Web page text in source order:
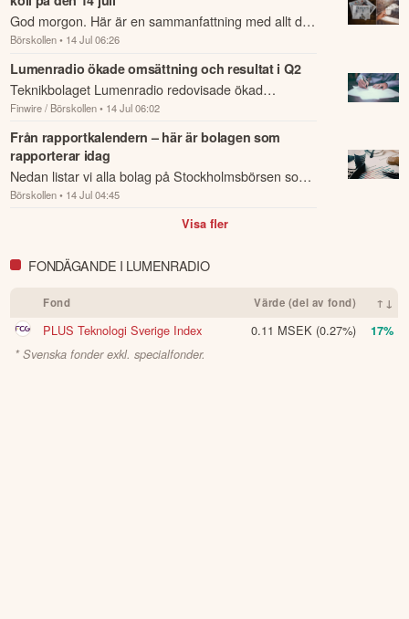
garanti för framtida avkastning. Skulle du upptäcka fel eller
andra förbättringsförslag i materialet är du välkommen att
Öppna rapport (PDF)
God morgon. Här är en sammanfattning med allt du
behöver veta om nattens händelser och kommande
dagens viktigaste händelser på börsen.
Börskollen • 14 Jul 06:26
Lumenradio ökade omsättning och resultat i Q2
Teknikbolaget Lumenradio redovisade ökad
omsättning, förbättrad lönsamhet och ett positivt
rörelseresultat i det andra kvartalet.
Finwire / Börskollen • 14 Jul 06:02
Från rapportkalendern – här är bolagen som
rapporterar idag
Nedan listar vi alla bolag på Stockholmsbörsen som
rapporterar idag den 14 juli.
Börskollen • 14 Jul 04:45
Visa fler
FONDÄGANDE I LUMENRADIO
Fond Värde (del av fond) ↑↓
PLUS Teknologi Sverige Index 0.11 MSEK (0.27%)
17%
* Svenska fonder exkl. specialfonder.